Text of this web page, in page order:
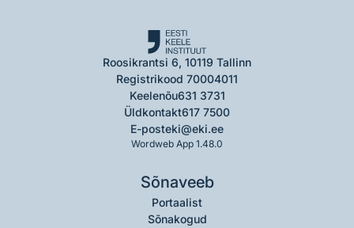
Roosikrantsi 6, 10119 Tallinn
Registrikood 70004011
Keelenõu631 3731
Üldkontakt617 7500
E-posteki@eki.ee
Wordweb App 1.48.0
Sõnaveeb
Portaalist
Sõnakogud